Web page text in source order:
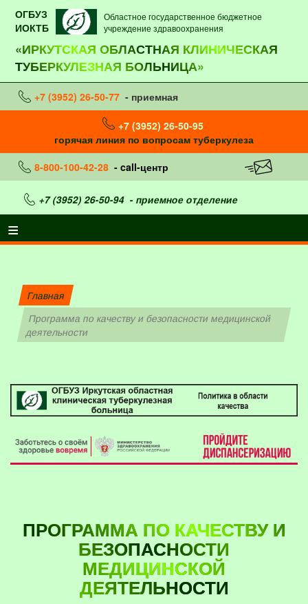
ОГБУЗ
ИОКТБ
Областное государственное бюджетное
учреждение здравоохранения
«ИРКУТСКАЯ ОБЛАСТНАЯ КЛИНИЧЕСКАЯ
ТУБЕРКУЛЕЗНАЯ БОЛЬНИЦА»
+7 (3952) 26-50-77 - приемная
+7 (3952) 26-50-95
горячая линия по вопросам туберкулеза
8-800-100-42-28 - call-центр
+7 (3952) 26-50-94- приемное отделение
Главная
Программа по качеству и безопасности медицинской
деятельности
ПРОГРАММА ПО КАЧЕСТВУ И
БЕЗОПАСНОСТИ
МЕДИЦИНСКОЙ
ДЕЯТЕЛЬНОСТИ